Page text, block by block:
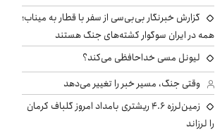
گزارش خبرنگار بی‌بی‌سی از سفر با قطار به میناب؛
همه در ایران سوگوار کشته‌های جنگ هستند
لیونل مسی خداحافظی می‌کند؟
وقتی جنگ، مسیر خبر را تغییر می‌دهد
زمین‌لرزه ۴.۶ ریشتری بامداد امروز گلباف کرمان
را لرزاند